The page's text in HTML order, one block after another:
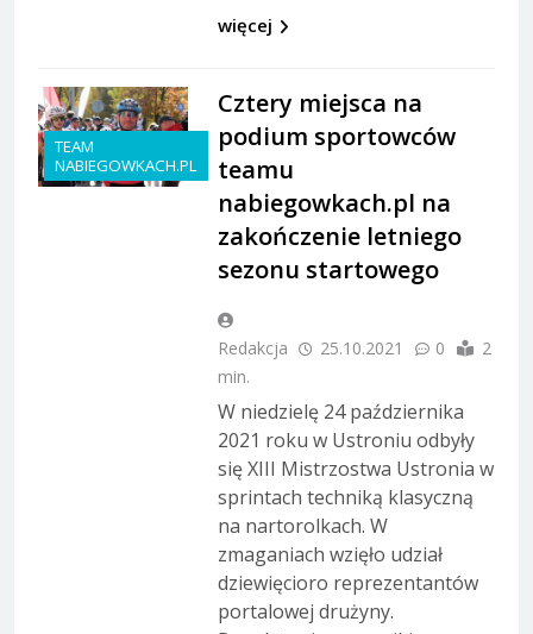
więcej
TEAM
NABIEGOWKACH.PL
Cztery miejsca na
podium sportowców
teamu
nabiegowkach.pl na
zakończenie letniego
sezonu startowego
Redakcja 25.10.2021 0
2
min.
W niedzielę 24 października
2021 roku w Ustroniu odbyły
się XIII Mistrzostwa Ustronia w
sprintach techniką klasyczną
na nartorolkach. W
zmaganiach wzięło udział
dziewięcioro reprezentantów
portalowej drużyny.